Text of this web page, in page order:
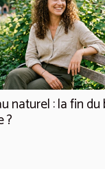
naturel : la fin
?